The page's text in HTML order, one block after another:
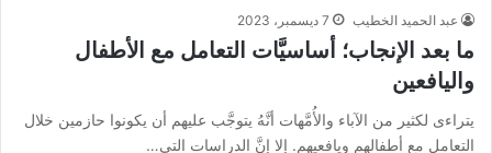
عبد الحميد الخطيب 7 ديسمبر، 2023
ما بعد الإنجاب؛ أساسيَّات التعامل مع الأطفال
واليافعين
يتراءى لكثير من الآباء والأُمَّهات أنَّهُ يتوجَّب عليهم أن يكونوا حازمين خلال
التعامل مع أطفالهم ويافعيهم. إلا إنَّ الدراسات التي…